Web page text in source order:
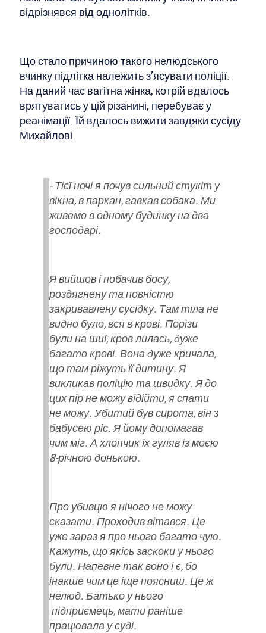
відрізнявся від однолітків.
Що стало причиною такого нелюдського
вчинку підлітка належить з’ясувати поліції.
На даний час вагітна жінка, котрій вдалось
врятуватись у цій різанині, перебуває у
реанімації. Їй вдалось вижити завдяки сусіду
Михайлові.
- Тієї ночі я почув сильний стукіт у
вікна, в паркан, гавкав собака. Ми
живемо в одному будинку на два
господарі.
Я вийшов і побачив босу,
роздягнену та повністю
закривавлену сусідку. Там тіла не
видно було, вся в крові. Порізи
були на шиї, кров лилась, дуже
багато крові. Вона дуже кричала,
що там ріжуть її дитину. Я
викликав поліцію та швидку. Я до
цих пір не можу відійти, я спати
не можу. Убитий був сирота, він з
бабусею ріс. Я йому допомагав
чим міг. А хлопчик їх гуляв із моєю
8-річною донькою.
Про убивцю я нічого не можу
сказати. Проходив вітався. Це
уже зараз я про нього багато чую.
Кажуть, що якісь заскоки у нього
були. Напевне так воно і є, бо
інакше чим це іще поясниш. Це ж
нелюд. Батько у нього
підприємець, мати раніше
працювала у суді.